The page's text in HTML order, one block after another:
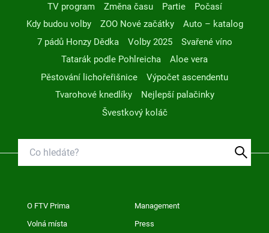
TV program
Změna času Partie
Počasí
Kdy budou volby
ZOO Nové začátky
Auto – katalog
7 pádů Honzy Dědka
Volby 2025
Svařené víno
Tatarák podle Pohlreicha
Aloe vera
Pěstování lichořeřišnice
Výpočet ascendentu
Tvarohové knedlíky
Nejlepší palačinky
Švestkový koláč
O FTV Prima Management
Volná místa Press